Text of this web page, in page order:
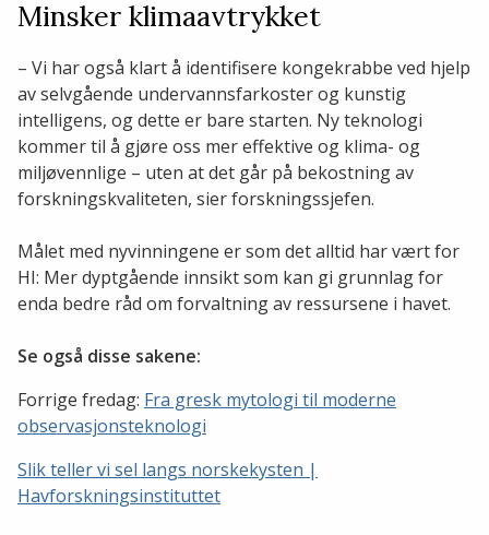
Minsker klimaavtrykket
– Vi har også klart å identifisere kongekrabbe ved hjelp
av selvgående undervannsfarkoster og kunstig
intelligens, og dette er bare starten. Ny teknologi
kommer til å gjøre oss mer effektive og klima- og
miljøvennlige – uten at det går på bekostning av
forskningskvaliteten, sier forskningssjefen.
Målet med nyvinningene er som det alltid har vært for
HI: Mer dyptgående innsikt som kan gi grunnlag for
enda bedre råd om forvaltning av ressursene i havet.
Se også disse sakene:
Forrige fredag: Fra gresk mytologi til moderne
observasjonsteknologi
Slik teller vi sel langs norskekysten |
Havforskningsinstituttet